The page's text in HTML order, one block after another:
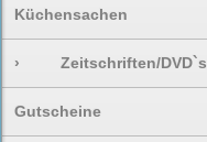
Küchensachen
› Zeitschriften/DVD`s
Gutscheine